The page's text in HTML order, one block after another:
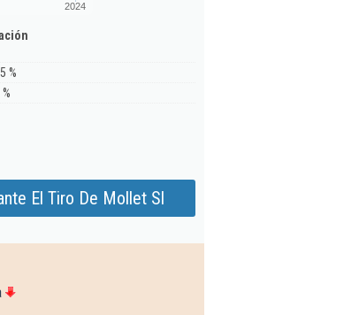
2024
%
El Tiro De Mollet Sl